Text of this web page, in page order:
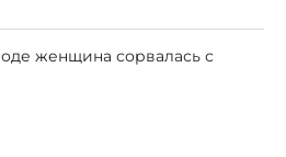
женщина сорвалась с